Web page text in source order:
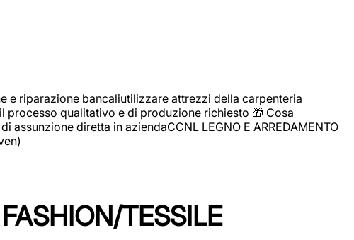
e riparazione bancaliutilizzare attrezzi della carpenteria
qualitativo e di produzione richiesto 🎁 Cosa
diretta in aziendaCCNL LEGNO E ARREDAMENTO
TESSILE